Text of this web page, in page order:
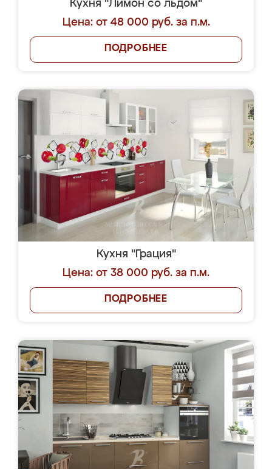
Кухня "Лимон со льдом"
Цена: от 48 000 руб. за п.м.
ПОДРОБНЕЕ
Кухня "Грация"
Цена: от 38 000 руб. за п.м.
ПОДРОБНЕЕ